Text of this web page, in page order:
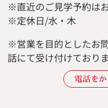
※直近のご見学予約は
※定休日/水・木
※営業を目的としたお
話にて受け付けておりま
電話を